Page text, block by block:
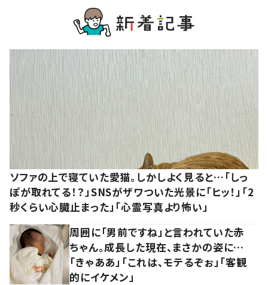
ソファの上で寝ていた愛猫。しかしよく見ると…「しっ
ぽが取れてる！？」SNSがザワついた光景に「ヒッ！」「2
秒くらい心臓止まった」「心霊写真より怖い」
周囲に「男前ですね」と言われていた赤
ちゃん。成長した現在、まさかの姿に…
「きゃああ」「これは、モテるぞぉ」「客観
的にイケメン」